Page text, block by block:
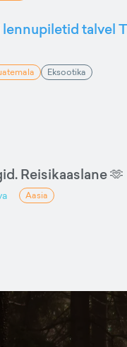
talvel
Eksootika
Reisikaaslane 🫶
Aasia